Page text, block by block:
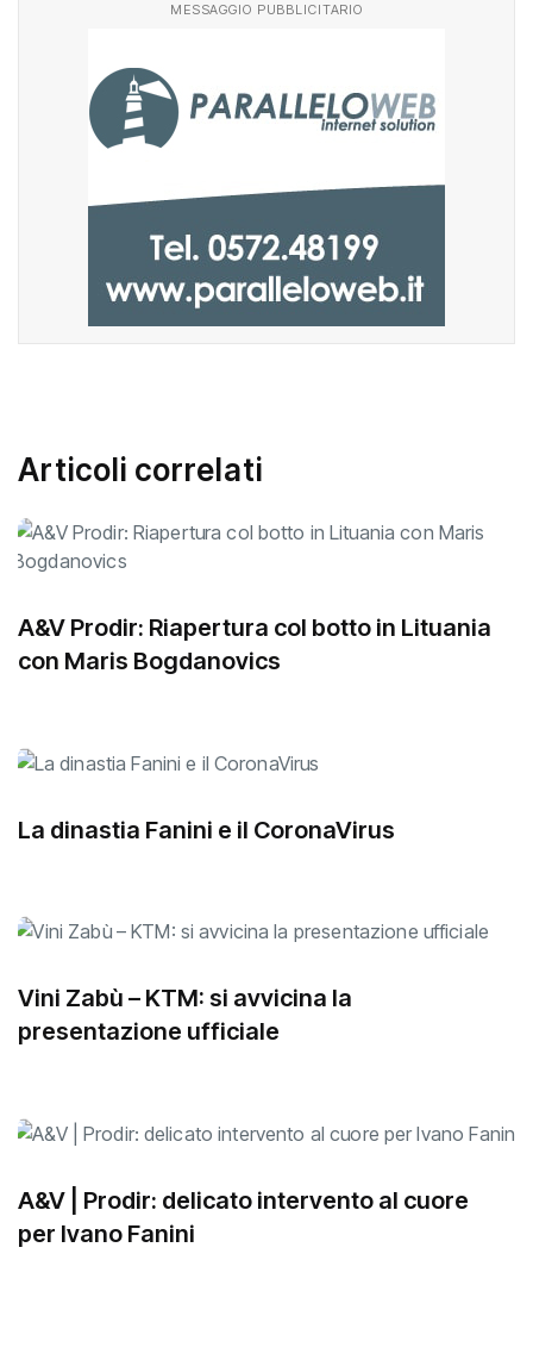
MESSAGGIO PUBBLICITARIO
Articoli correlati
A&V Prodir: Riapertura col botto in Lituania
con Maris Bogdanovics
La dinastia Fanini e il CoronaVirus
Vini Zabù – KTM: si avvicina la
presentazione ufficiale
A&V | Prodir: delicato intervento al cuore
per Ivano Fanini